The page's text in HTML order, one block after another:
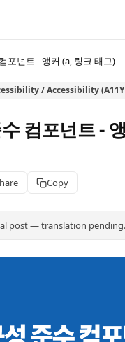
포넌트 - 앵커 (a, 링크 태그)
/ Accessibility
컴포넌트 -
Copy
post — translation pending.